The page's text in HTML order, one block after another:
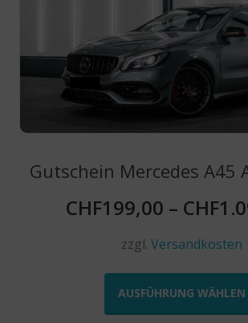
Gutschein Mercedes A45
CHF199,00 – CHF
zzgl. Versandkosten
AUSFÜHRUNG WÄHLEN